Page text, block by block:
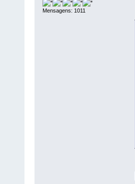
Mensagens: 1011